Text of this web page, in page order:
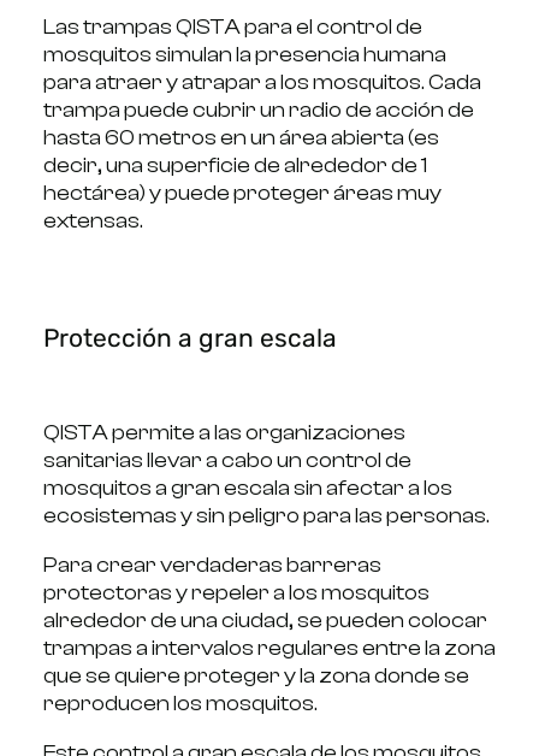
Las trampas QISTA para el control de
mosquitos simulan la presencia humana
para atraer y atrapar a los mosquitos. Cada
trampa puede cubrir un radio de acción de
hasta 60 metros en un área abierta (es
decir, una superficie de alrededor de 1
hectárea) y puede proteger áreas muy
extensas.
Protección a gran escala
QISTA permite a las organizaciones
sanitarias llevar a cabo un control de
mosquitos a gran escala sin afectar a los
ecosistemas y sin peligro para las personas.
Para crear verdaderas barreras
protectoras y repeler a los mosquitos
alrededor de una ciudad, se pueden colocar
trampas a intervalos regulares entre la zona
que se quiere proteger y la zona donde se
reproducen los mosquitos.